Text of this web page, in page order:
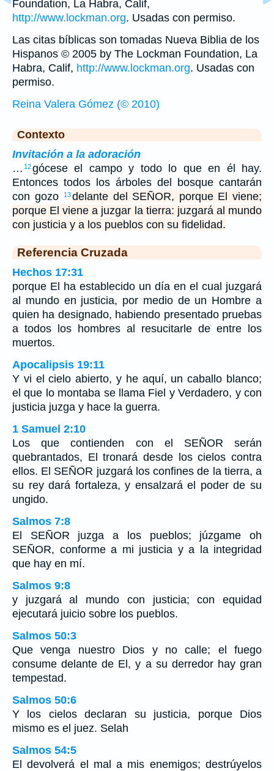
Foundation, La Habra, Calif,
http://www.lockman.org. Usadas con permiso.
Las citas bíblicas son tomadas Nueva Biblia de los
Hispanos © 2005 by The Lockman Foundation, La
Habra, Calif, http://www.lockman.org. Usadas con
permiso.
Reina Valera Gómez (© 2010)
Contexto
Invitación a la adoración
… 12gócese el campo y todo lo que en él hay.
Entonces todos los árboles del bosque cantarán
con gozo
13delante del SEÑOR, porque El viene;
porque El viene a juzgar la tierra: juzgará al mundo
con justicia y a los pueblos con su fidelidad.
Referencia Cruzada
Hechos 17:31
porque El ha establecido un día en el cual juzgará
al mundo en justicia, por medio de un Hombre a
quien ha designado, habiendo presentado pruebas
a todos los hombres al resucitarle de entre los
muertos.
Apocalipsis 19:11
Y vi el cielo abierto, y he aquí, un caballo blanco;
el que lo montaba se llama Fiel y Verdadero, y con
justicia juzga y hace la guerra.
1 Samuel 2:10
Los que contienden con el SEÑOR serán
quebrantados, El tronará desde los cielos contra
ellos. El SEÑOR juzgará los confines de la tierra, a
su rey dará fortaleza, y ensalzará el poder de su
ungido.
Salmos 7:8
El SEÑOR juzga a los pueblos; júzgame oh
SEÑOR, conforme a mi justicia y a la integridad
que hay en mí.
Salmos 9:8
y juzgará al mundo con justicia; con equidad
ejecutará juicio sobre los pueblos.
Salmos 50:3
Que venga nuestro Dios y no calle; el fuego
consume delante de El, y a su derredor hay gran
tempestad.
Salmos 50:6
Y los cielos declaran su justicia, porque Dios
mismo es el juez. Selah
Salmos 54:5
El devolverá el mal a mis enemigos; destrúyelos